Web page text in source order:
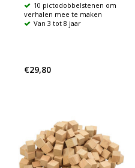
10 pictodobbelstenen om
verhalen mee te maken
Van 3 tot 8 jaar
€29,80